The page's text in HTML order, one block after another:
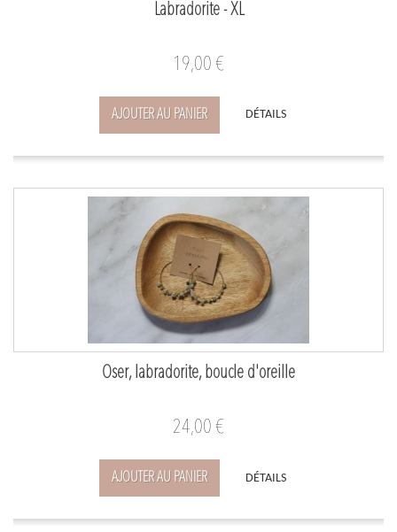
Labradorite - XL
19,00 €
AJOUTER AU PANIER DÉTAILS
Oser, labradorite, boucle d'oreille
24,00 €
AJOUTER AU PANIER DÉTAILS